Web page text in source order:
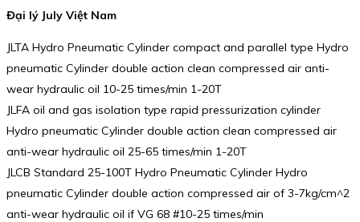
Đại lý July Việt Nam
JLTA Hydro Pneumatic Cylinder compact and parallel type Hydro
pneumatic Cylinder double action clean compressed air anti-
wear hydraulic oil 10-25 times/min 1-20T
JLFA oil and gas isolation type rapid pressurization cylinder
Hydro pneumatic Cylinder double action clean compressed air
anti-wear hydraulic oil 25-65 times/min 1-20T
JLCB Standard 25-100T Hydro Pneumatic Cylinder Hydro
pneumatic Cylinder double action compressed air of 3-7kg/cm^2
anti-wear hydraulic oil if VG 68 #10-25 times/min